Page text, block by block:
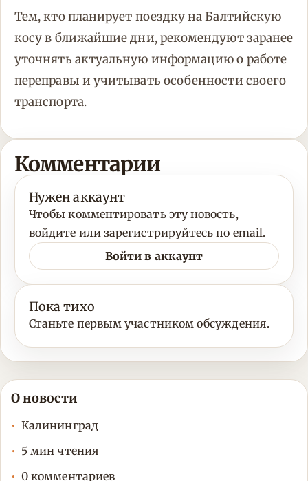
Тем, кто планирует поездку на Балтийскую
косу в ближайшие дни, рекомендуют заранее
уточнять актуальную информацию о работе
переправы и учитывать особенности своего
транспорта.
Комментарии
Нужен аккаунт
Чтобы комментировать эту новость,
войдите или зарегистрируйтесь по email.
Войти в аккаунт
Пока тихо
Станьте первым участником обсуждения.
О новости
Калининград
5 мин чтения
0 комментариев